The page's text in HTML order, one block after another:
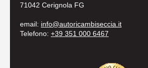
71042 Cerignola FG
email: info@autoricambiseccia.it
Telefono: +39 351 000 6467